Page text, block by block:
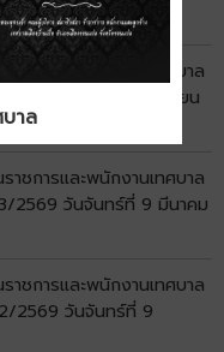
ราชการและพนักงานเทศบาล
4/2569 วันพุธที่ 4 เมษายน
าชการและพนักงานเทศบาล
2569 วันจันทร์ที่ 9 มีนาคม
าชการและพนักงานเทศบาล
2569 วันจันทร์ที่ 9
บาล